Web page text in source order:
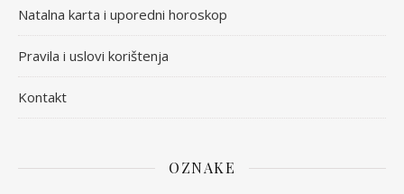
Natalna karta i uporedni horoskop
Pravila i uslovi korištenja
Kontakt
OZNAKE